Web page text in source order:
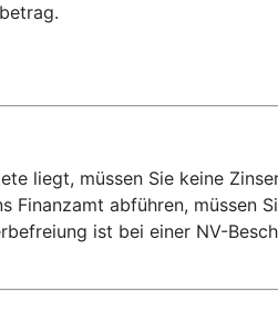
liegt, müssen Sie keine
abführen, müssen
ist bei einer NV-